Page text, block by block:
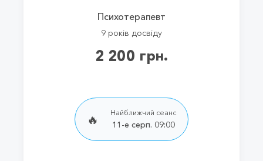
Психотерапевт
9 років досвіду
2 200 грн.
🔥
Найближчий сеанс
11-е серп. 09:00